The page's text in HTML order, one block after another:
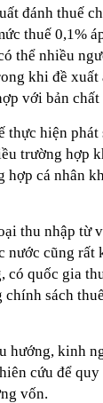
đánh thuế
thuế 0,1%
thể nhiều
khi đề
với bản
thực hiện
trường hợp
cá nhân
thu nhập từ
nước cũng
có quốc gia
sách
hướng, kinh
cứu để
vốn.